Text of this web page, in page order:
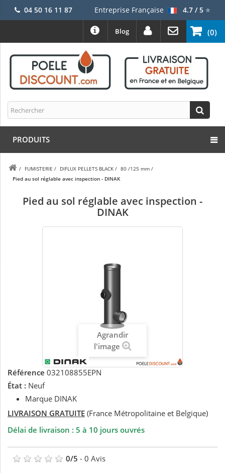
04 50 16 11 87 Entreprise Française 4.7 / 5⭐
(0)
Blog
PRODUITS
/ FUMISTERIE / DIFLUX PELLETS BLACK / 80 /125 mm /
Pied au sol réglable avec inspection - DINAK
Pied au sol réglable avec inspection -
DINAK
Agrandir
l'image
Référence 032108855EPN
État : Neuf
Marque DINAK
LIVRAISON GRATUITE (France Métropolitaine et Belgique)
Délai de livraison : 5 à 10 jours ouvrés
0/5 - 0 Avis